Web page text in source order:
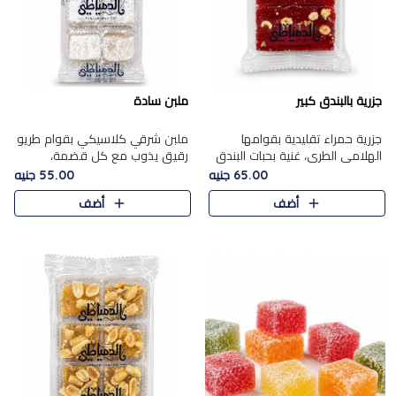
جزرية بالبندق كبير
جزرية حمراء تقليدية بقوامها
الهلامي الطري، غنية بحبات البندق
الفاخرة التي تضيف قرمشة راقية
إلى قوامها الناعم، لتقدم مزيجًا
متوازنًا من النكه..
65.00 جنيه
أضف
ملبن سادة
ملبن شرقي كلاسيكي بقوام طريو
رقيق يذوب مع كل قضمة،
مغطى بطبقة ناعمة من السكر
البودرة ليقدم المذاق الأصيل الذي
ارتبط بحلويات المولد التقليدي..
55.00 جنيه
أضف